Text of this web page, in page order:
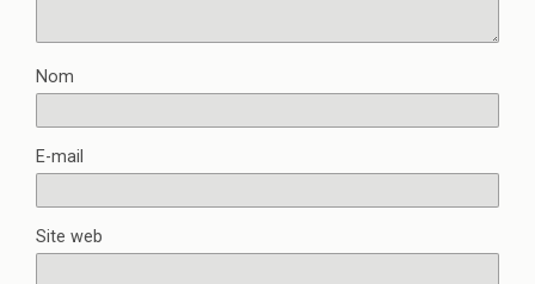
Nom
E-mail
Site web